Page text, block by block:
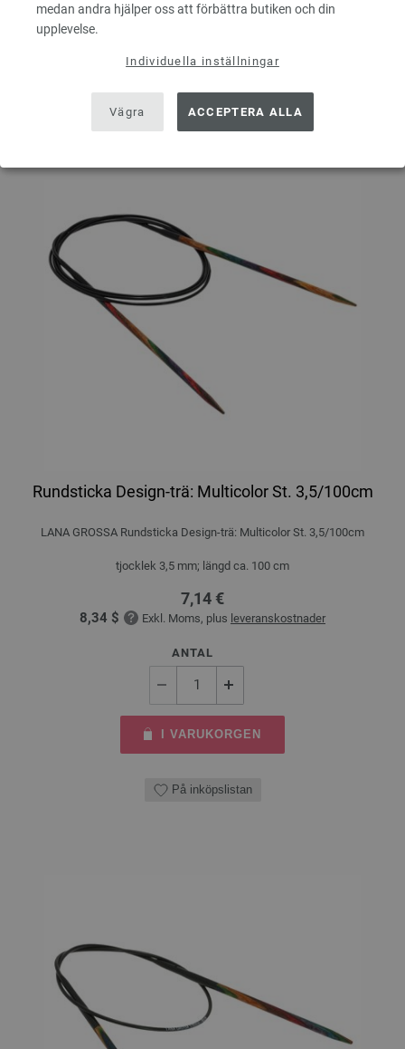
medan andra hjälper oss att förbättra butiken och din
upplevelse.
Individuella inställningar
Vägra ACCEPTERA ALLA
I VARUKORGEN
På inköpslistan
Rundsticka Design-trä: Multicolor St. 3,5/100cm
LANA GROSSA Rundsticka Design-trä: Multicolor St. 3,5/100cm
tjocklek 3,5 mm; längd ca. 100 cm
7,14 €
8,34 $ Exkl. Moms, plus leveranskostnader
ANTAL
I VARUKORGEN
På inköpslistan